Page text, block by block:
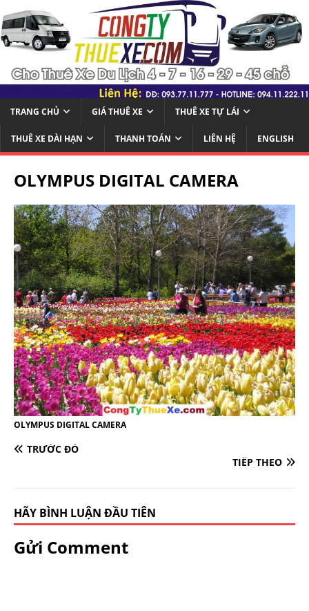
TRANG CHỦ GIÁ THUÊ XE THUÊ XE TỰ LÁI
THUÊ XE DÀI HẠN THANH TOÁN LIÊN HỆ ENGLISH
OLYMPUS DIGITAL CAMERA
OLYMPUS DIGITAL CAMERA
TRƯỚC ĐÓ
TIẾP THEO
HÃY BÌNH LUẬN ĐẦU TIÊN
Gửi Comment